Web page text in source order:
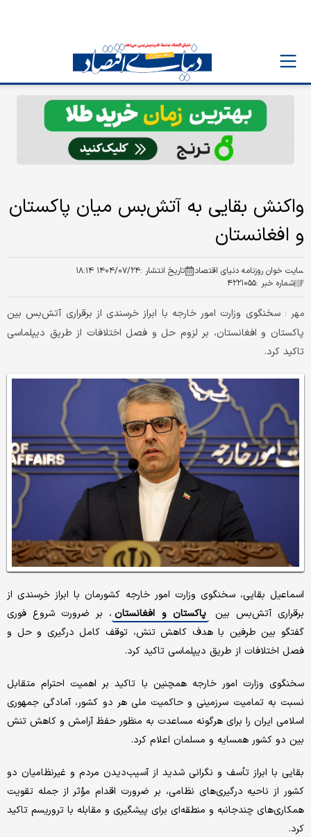
واکنش بقایی به آتش‌بس میان پاکستان
و افغانستان
سایت خوان روزنامه دنیای اقتصاد تاریخ انتشار :۱۴۰۴/۰۷/۲۴ ۱۸:۱۴
شماره خبر :۴۲۲۱۰۵۵
مهر :سخنگوی وزارت امور خارجه با ابراز خرسندی از برقراری آتش‌بس بین
پاکستان و افغانستان، بر لزوم حل و فصل اختلافات از طریق دیپلماسی
تاکید کرد.
اسماعیل بقایی، سخنگوی وزارت امور خارجه کشورمان با ابراز خرسندی از
برقراری آتش‌بس بین
پاکستان و افغانستان ، بر ضرورت شروع فوری
گفتگو بین طرفین با هدف کاهش تنش، توقف کامل درگیری و حل و
فصل اختلافات از طریق دیپلماسی تاکید کرد.
سخنگوی وزارت امور خارجه همچنین با تاکید بر اهمیت احترام متقابل
نسبت به تمامیت سرزمینی و حاکمیت ملی هر دو کشور، آمادگی جمهوری
اسلامی ایران را برای هرگونه مساعدت به منظور حفظ آرامش و کاهش تنش
بین دو کشور همسایه و مسلمان اعلام کرد.
بقایی با ابراز تأسف و نگرانی شدید از آسیب‌دیدن مردم و غیرنظامیان دو
کشور از ناحیه درگیری‌های نظامی، بر ضرورت اقدام مؤثر از جمله تقویت
همکاری‌های چندجانبه و منطقه‌ای برای پیشگیری و مقابله با تروریسم تاکید
کرد.